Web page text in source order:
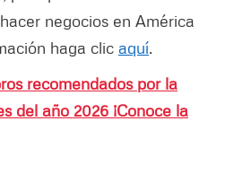
negocios en América
haga clic aquí.
recomendados por la
del año 2026 ¡Conoce la